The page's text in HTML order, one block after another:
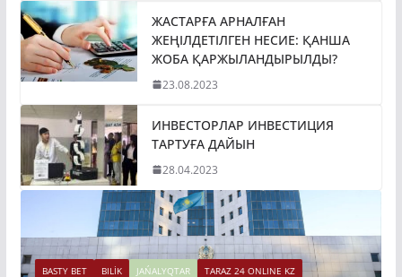
ЖАСТАРҒА АРНАЛҒАН
ЖЕҢІЛДЕТІЛГЕН НЕСИЕ: ҚАНША
ЖОБА ҚАРЖЫЛАНДЫРЫЛДЫ?
23.08.2023
ИНВЕСТОРЛАР ИНВЕСТИЦИЯ
ТАРТУҒА ДАЙЫН
28.04.2023
BILİK JAŃALYQTAR TARAZ 24 ONLINE KZ